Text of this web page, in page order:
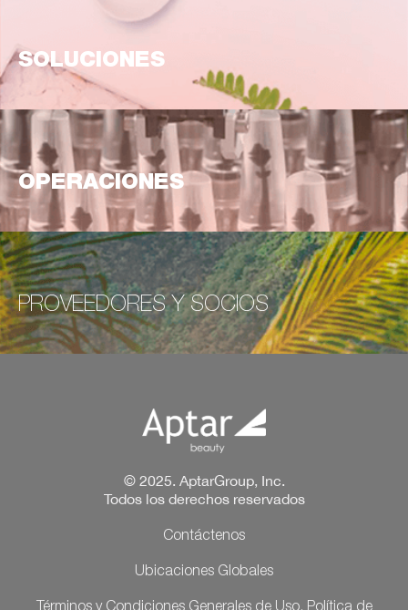
SOLUCIONES
OPERACIONES
PROVEEDORES Y SOCIOS
© 2025. AptarGroup, Inc.
Todos los derechos reservados
Contáctenos
Ubicaciones Globales